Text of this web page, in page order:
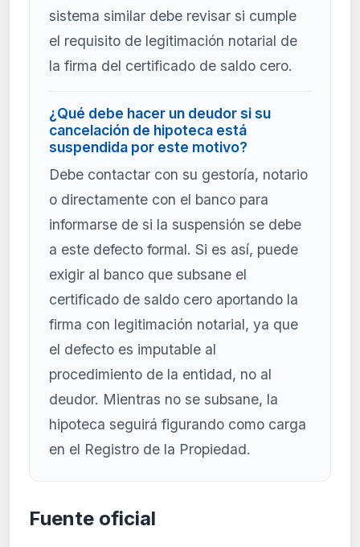
sistema similar debe revisar si cumple
el requisito de legitimación notarial de
la firma del certificado de saldo cero.
¿Qué debe hacer un deudor si su
cancelación de hipoteca está
suspendida por este motivo?
Debe contactar con su gestoría, notario
o directamente con el banco para
informarse de si la suspensión se debe
a este defecto formal. Si es así, puede
exigir al banco que subsane el
certificado de saldo cero aportando la
firma con legitimación notarial, ya que
el defecto es imputable al
procedimiento de la entidad, no al
deudor. Mientras no se subsane, la
hipoteca seguirá figurando como carga
en el Registro de la Propiedad.
Fuente oficial